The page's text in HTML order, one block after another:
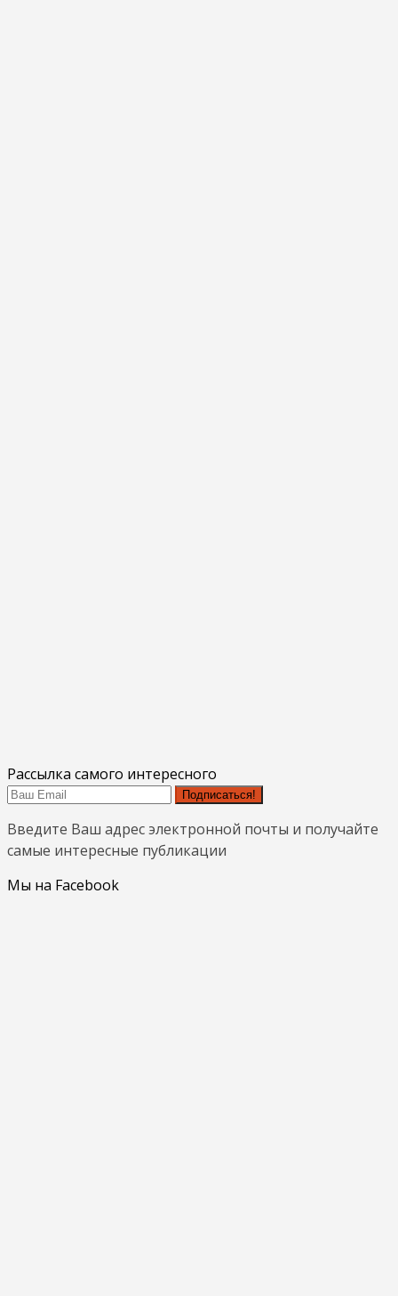
Рассылка самого интересного
Подписаться!
Введите Ваш адрес электронной почты и получайте
самые интересные публикации
Мы на Facebook